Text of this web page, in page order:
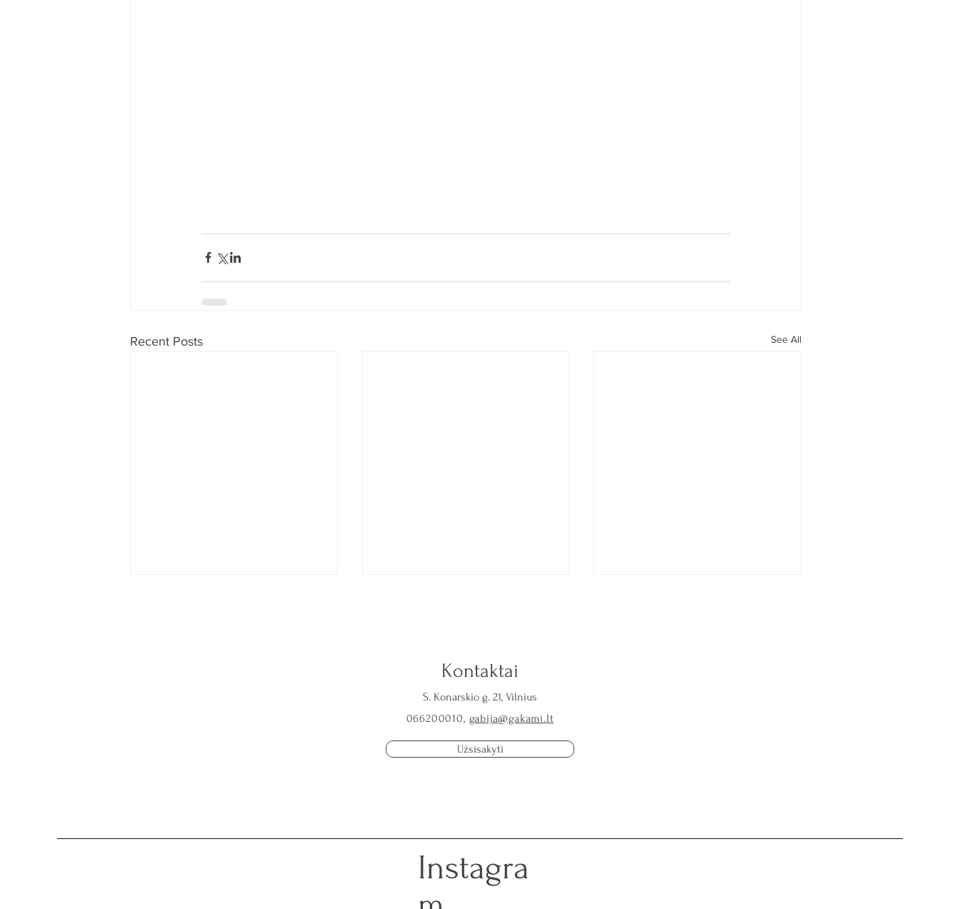
Recent Posts See All
Kultūrinės tatuiruočių tradicijos:
istorija ir esamas statusas
Kontaktai
S. Konarskio g. 21, Vilnius
066200010, gabija@gakami.lt
Užsisakyti
Instagra